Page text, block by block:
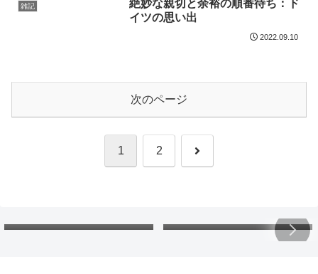
雑記
絶妙な親切と余裕の順番待ち：ド
イツの思い出
2022.09.10
次のページ
1 2 次
理と税務調整は？
ンで地理と読み方の勉強